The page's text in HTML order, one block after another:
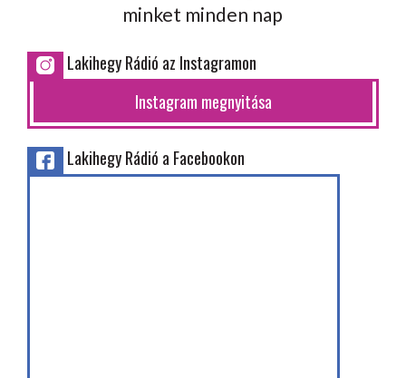
minket minden nap
Lakihegy Rádió az Instagramon
Instagram megnyitása
Lakihegy Rádió a Facebookon